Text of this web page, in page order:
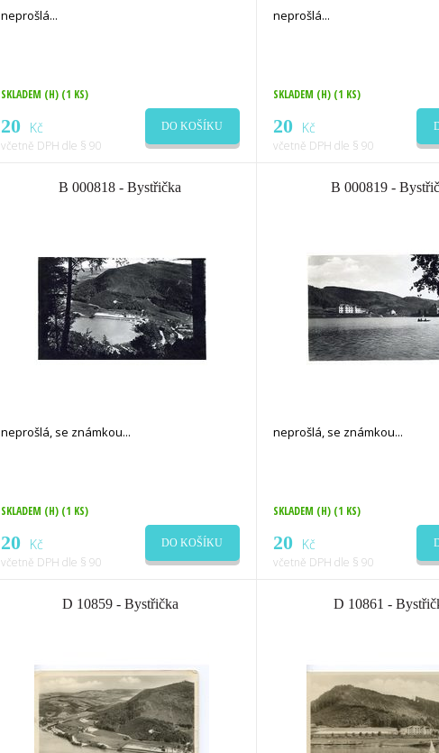
neprošlá
SKLADEM (H) (1 KS)
20 Kč
včetně DPH dle § 90
DO KOŠÍKU
neprošlá
SKLADEM (H) (1 KS)
20 Kč
včetně DPH dle § 90
B 000818 - Bystřička
neprošlá, se známkou
SKLADEM (H) (1 KS)
20 Kč
včetně DPH dle § 90
DO KOŠÍKU
B 000819 -
neprošlá, se známkou
SKLADEM (H) (1 KS)
20 Kč
včetně DPH dle § 90
D 10859 - Bystřička D 10861 -